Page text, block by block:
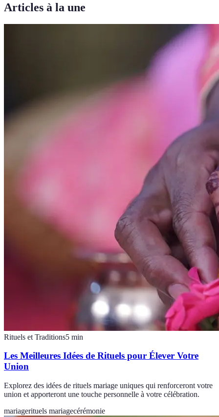
Articles à la une
Rituels et Traditions5 min
Les Meilleures Idées de Rituels pour Élever Votre
Union
Explorez des idées de rituels mariage uniques qui renforceront votre
union et apporteront une touche personnelle à votre célébration.
mariagerituels mariagecérémonie